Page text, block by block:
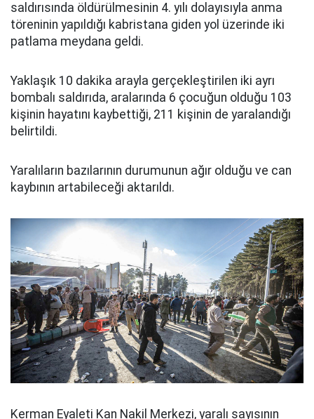
saldırısında öldürülmesinin 4. yılı dolayısıyla anma
töreninin yapıldığı kabristana giden yol üzerinde iki
patlama meydana geldi.
Yaklaşık 10 dakika arayla gerçekleştirilen iki ayrı
bombalı saldırıda, aralarında 6 çocuğun olduğu 103
kişinin hayatını kaybettiği, 211 kişinin de yaralandığı
belirtildi.
Yaralıların bazılarının durumunun ağır olduğu ve can
kaybının artabileceği aktarıldı.
Kerman Eyaleti Kan Nakil Merkezi, yaralı sayısının